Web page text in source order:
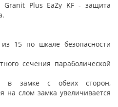
Granit Plus EaZy KF - защита
15 по шкале безопасности
сечения параболической
в замке с обеих сторон,
на слом замка увеличивается